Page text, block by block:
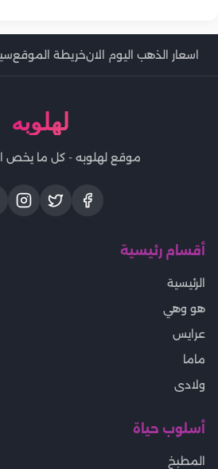
اسعار الذهب اليوم الانخريطة الموقع
لهلوبه
موقع لهلوبه - كل ما يخص
أقسام رئيسية
الرئيسية
هو وهي
عرايس
ماما
ولادى
أسلوب حياة
المطبخ